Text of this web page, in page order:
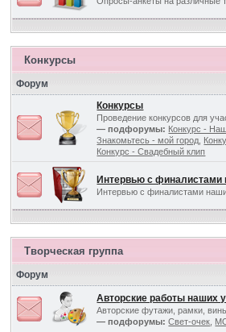
Конкурсы
Форум
Конкурсы
Проведение конкурсов для
— подфорумы: Конкурс -
Знакомьтесь - мой город
Конкурс - Свадебный клип
Интервью с финалистами
Интервью с финалистами
Творческая группа
Форум
Авторские работы наших
Авторские футажи, рамки,
— подфорумы: Свет-очек